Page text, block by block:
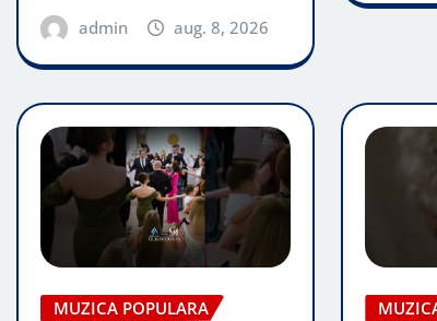
admin aug. 8, 2026
MUZICA POPULARA